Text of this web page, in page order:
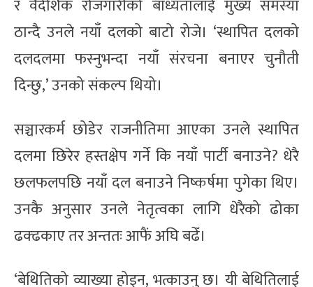
र वैदेशिक रोजगारीको बाध्यतालाई मुख्य समस्या
ठान्दै उनले नयाँ दलको बाटो रोजे। ‘स्थापित दलको
दलदलमा फस्नुभन्दा नयाँ संरचना बनाएर चुनौती
दिन्छु,’ उनको संकल्प थियो।
सञ्चारकर्म छोडेर राजनीतिमा आएका उनले स्थापित
दलमा छिरेर हस्तक्षेप गर्ने कि नयाँ पार्टी बनाउने? धेरै
छलफलपछि नयाँ दल बनाउने निष्कर्षमा पुगेका थिए।
उनकै अनुसार उनले नेतृत्वका लागि धेरैको ढोका
ढक्ढकाए तर अन्ततः आफैं अघि बढेँ।
‘बेथितिको व्याख्या होइन, भत्काउनु छ। यी बेथितिलाई